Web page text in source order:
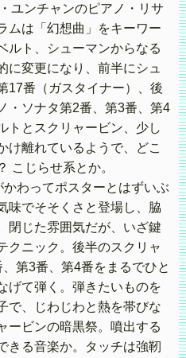
ユンチャンのピアノ・リサ
ムは「幻想曲」をキーワー
ルト、シューマンからなる
に変更になり、前半にシュ
17番（ガスタイナー）、後
・ソナタ第2番、第3番、第4
トとスクリャービン、少し
け離れているようで、どこ
こじらせ系とか。
わってポスターとはずいぶ
味でそそくさと登場し、脇
閉じた雰囲気だが、いざ鍵
クニック。後半のスクリャ
第3番、第4番をまるでひと
げて弾く。弾きたいものを
で、じわじわと熱を帯びな
ービンの暗黒祭。噴出する
きる音楽か。タッチは強靭